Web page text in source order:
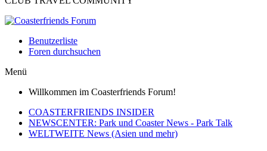
Benutzerliste
Foren durchsuchen
Menü
Willkommen im Coasterfriends Forum!
COASTERFRIENDS INSIDER
NEWSCENTER: Park und Coaster News - Park Talk
WELTWEITE News (Asien und mehr)